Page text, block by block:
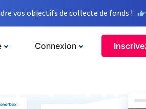
vos objectifs de collecte de fonds !
Connexion